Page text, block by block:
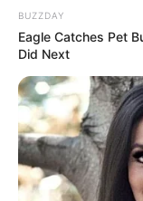
BUZZDAY
Eagle Catches Pet
Did Next